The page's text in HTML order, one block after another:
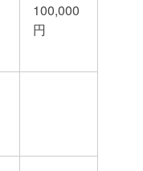
100,000
円